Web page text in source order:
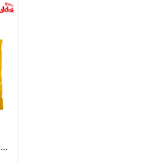
Nouilles au fromage Buldak Hot Chicken Ramen 140 g